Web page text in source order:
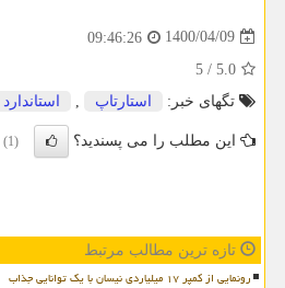
1400/04/09
09:46:26
5.0
/
5
تگهای خبر:
استارتاپ استاندارد
این مطلب را می پسندید؟ (1)
تازه ترین مطالب مرتبط
رونمایی از کمپر ۱۷ میلیاردی نیسان با یک توانایی جذاب